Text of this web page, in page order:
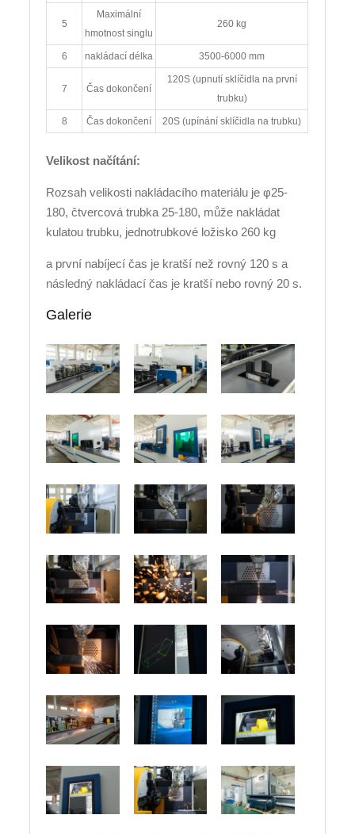
5
Maximální
hmotnost singlu
260 kg
6 nakládací délka 3500-6000 mm
7 Čas dokončení
120S (upnutí sklíčidla na první
trubku)
8 Čas dokončení 20S (upínání sklíčidla na trubku)
Velikost načítání:
Rozsah velikosti nakládacího materiálu je φ25-
180, čtvercová trubka 25-180, může nakládat
kulatou trubku, jednotrubkové ložisko 260 kg
a první nabíjecí čas je kratší než rovný 120 s a
následný nakládací čas je kratší nebo rovný 20 s.
Galerie